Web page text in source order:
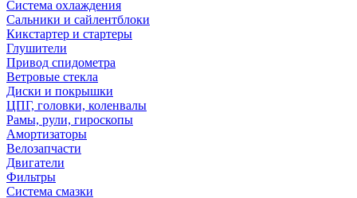
Система охлаждения
Сальники и сайлентблоки
Кикстартер и стартеры
Глушители
Привод спидометра
Ветровые стекла
Диски и покрышки
ЦПГ, головки, коленвалы
Рамы, рули, гироскопы
Амортизаторы
Велозапчасти
Двигатели
Фильтры
Система смазки